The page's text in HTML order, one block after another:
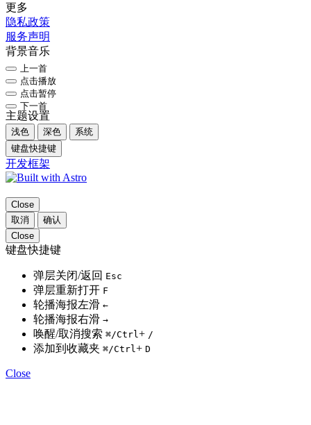
更多
隐私政策
服务声明
背景音乐
上一首
点击播放
点击暂停
下一首
主题设置
浅色 深色
系统
键盘快捷键
开发框架
Close
取消
确认
Close
键盘快捷键
弹层关闭/返回 Esc
弹层重新打开 F
轮播海报左滑 ←
轮播海报右滑 →
唤醒/取消搜索 ⌘/Ctrl + /
添加到收藏夹 ⌘/Ctrl + D
Close